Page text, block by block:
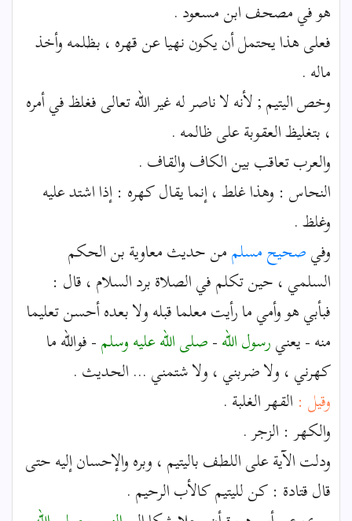
هو في مصحف ابن مسعود .
فعلى هذا يحتمل أن يكون نهيا عن قهره ، بظلمه وأخذ
ماله .
وخص اليتيم ; لأنه لا ناصر له غير الله تعالى فغلظ في أمره
، بتغليظ العقوبة على ظالمه .
والعرب تعاقب بين الكاف والقاف .
النحاس : وهذا غلط ، إنما يقال كهره : إذا اشتد عليه
وغلظ .
وفيصحيح مسلممن حديث معاوية بن الحكم
السلمي ، حين تكلم في الصلاة برد السلام ، قال :
فبأبي هو وأمي ما رأيت معلما قبله ولا بعده أحسن تعليما
منه - يعنيرسول الله-صلى الله عليه وسلم- فوالله ما
كهرني ، ولا ضربني ، ولا شتمني ... الحديث .
وقيل : القهر الغلبة .
والكهر : الزجر .
ودلت الآية على اللطف باليتيم ، وبره والإحسان إليه حتى
قال قتادة : كن لليتيم كالأب الرحيم .